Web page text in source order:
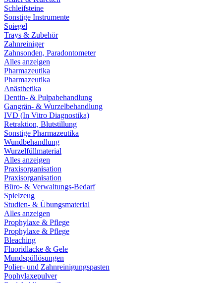
Schleifsteine
Sonstige Instrumente
Spiegel
Trays & Zubehör
Zahnreiniger
Zahnsonden, Paradontometer
Alles anzeigen
Pharmazeutika
Pharmazeutika
Anästhetika
Dentin- & Pulpabehandlung
Gangrän- & Wurzelbehandlung
IVD (In Vitro Diagnostika)
Retraktion, Blutstillung
Sonstige Pharmazeutika
Wundbehandlung
Wurzelfüllmaterial
Alles anzeigen
Praxisorganisation
Praxisorganisation
Büro- & Verwaltungs-Bedarf
Spielzeug
Studien- & Übungsmaterial
Alles anzeigen
Prophylaxe & Pflege
Prophylaxe & Pflege
Bleaching
Fluoridlacke & Gele
Mundspüllösungen
Polier- und Zahnreinigungspasten
Pophylaxepulver